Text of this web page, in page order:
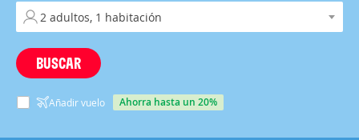
BUSCAR
Añadir vuelo ahorra hasta un 20%